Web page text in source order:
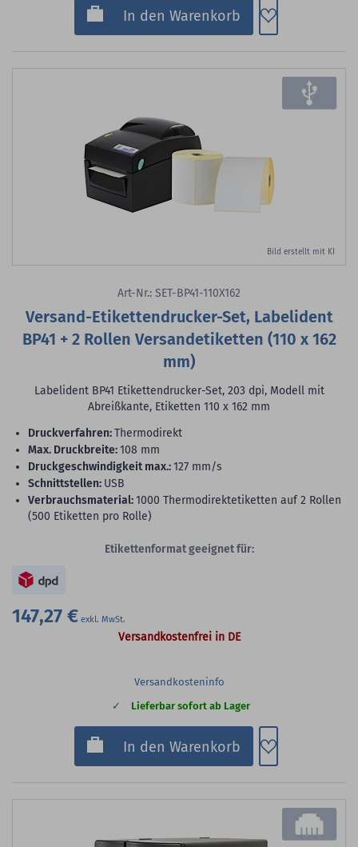
In den Warenkorb Zum
Bild erstellt mit KI
Art-Nr.: SET-BP41-110X162
Versand-Etikettendrucker-Set, Labelident
BP41 + 2 Rollen Versandetiketten (110 x 162
mm)
Labelident BP41 Etikettendrucker-Set, 203 dpi, Modell mit
Abreißkante, Etiketten 110 x 162 mm
Druckverfahren:Thermodirekt
max. Druckbreite:108 mm
Druckgeschwindigkeit max.:127 mm/s
Schnittstellen: USB
Verbrauchsmaterial:1000 Thermodirektetiketten auf 2 Rollen
(500 Etiketten pro Rolle)
Etikettenformat geeignet für:
147,27 €
Versandkostenfrei in DE
Versandkosteninfo
Lieferbar sofort ab Lager
In den Warenkorb Zum